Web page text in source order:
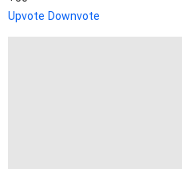
Upvote Downvote